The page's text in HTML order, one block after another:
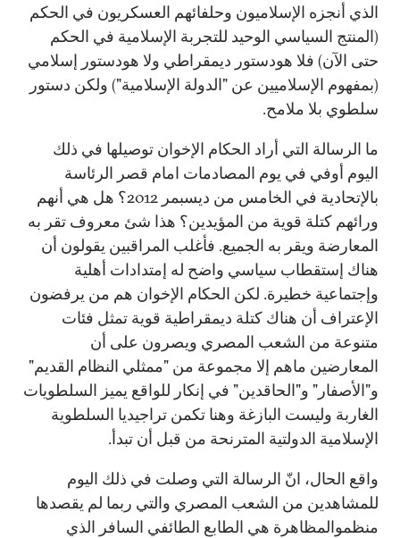
الذي أنجزه الإسلاميون وحلفائهم العسكريون في الحكم
(المنتج السياسي الوحيد للتجربة الإسلامية في الحكم
حتى الآن) فلا هودستور ديمقراطي ولا هودستور إسلامي
(بمفهوم الإسلاميين عن "الدولة الإسلامية") ولكن دستور
سلطوي بلا ملامح.
ما الرسالة التي أراد الحكام الإخوان توصيلها في ذلك
اليوم أوفي في يوم المصادمات امام قصر الرئاسة
بالإتحادية في الخامس من ديسبمر 2012؟ هل هي أنهم
ورائهم كتلة قوية من المؤيدين؟ هذا شئ معروف تقر به
المعارضة ويقر به الجميع. فأغلب المراقبين يقولون أن
هناك إستقطاب سياسي واضح له إمتدادات أهلية
وإجتماعية خطيرة. لكن الحكام الإخوان هم من يرفضون
الإعتراف أن هناك كتلة ديمقراطية قوية تمثل فئات
متنوعة من الشعب المصري ويصرون على أن
المعارضين ماهم إلا مجموعة من "ممثلي النظام القديم"
و"الأصفار" و"الحاقدين" في إنكار للواقع يميز السلطويات
الغاربة وليست البازغة وهنا تكمن تراجيديا السلطوية
الإسلامية الدولتية المترنحة من قبل أن تبدأ.
واقع الحال، انّ الرسالة التي وصلت في ذلك اليوم
للمشاهدين من الشعب المصري والتي ربما لم يقصدها
منظموالمظاهرة هي الطابع الطائفي السافر الذي